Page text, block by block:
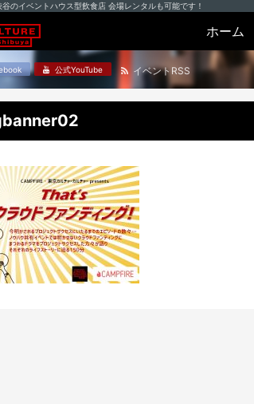
のイベントハウス型飲食店 会場レンタルも可能です！
ホーム
公式YouTube イベントRSS